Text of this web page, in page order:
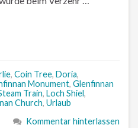
, Coin Tree, Doria,
Monument, Glenfinnan
Train, Loch Shiel,
Church, Urlaub
Kommentar hinterlassen